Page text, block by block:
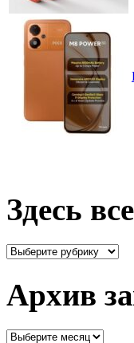
Здесь
Здесь
Архив
Архив